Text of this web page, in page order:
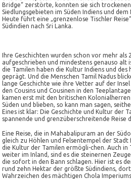
Bridge“ zerstörte, konnten sie sich
Siedlungsgebieten im Süden Indiens und dem
Heute führt eine „grenzenlose Tischler
Südindien nach Sri Lanka.
Ihre Geschichten wurden schon vor mehr als
aufgeschrieben und mindestens genauso
die Tamilen haben dieKultur Indiens und des
geprägt. Und die Menschen Tamil Nadus
lange Geschichte wie ihre Vetter auf der
den Cousins und Cousinen in den
kamen erst mit den britischen
Süden und blieben, so kann man sagen,
Eines ist klar: Die Geschichte und Kultur der
spannende und grenzüberschreitende Reise
Eine Reise, die in Mahabalipuram an der
gleich zu Höhlen und Felsentempel der
dieKultur der Tamilen ermögli-chen. Auch in
weiter im Inland, sind es die steinernen
die sofort in den Bann schlagen. Hier ist es
rund zehn Hektar der größte Südindiens,
Wahrzeichen des mächtigen Chola